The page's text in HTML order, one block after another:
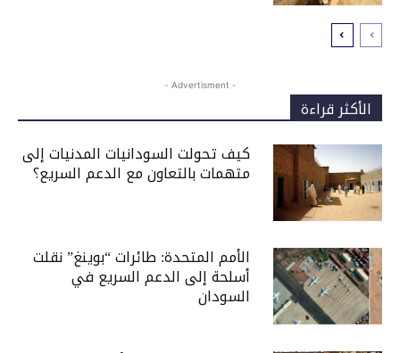
- Advertisment -
الأكثر قراءة
كيف تحولت السودانيات المدنيات إلى
متهمات بالتعاون مع الدعم السريع؟
الأمم المتحدة: طائرات “بوينغ” نقلت
أسلحة إلى الدعم السريع في
السودان